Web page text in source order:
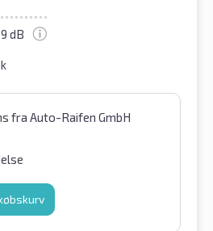
dB
fra Auto-Raifen GmbH